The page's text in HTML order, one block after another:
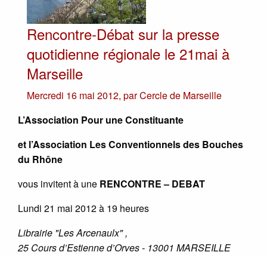
Rencontre-Débat sur la presse
quotidienne régionale le 21mai à
Marseille
Mercredi 16 mai 2012, parCercle de Marseille
L’Association Pour une Constituante
et l’Association Les Conventionnels des Bouches
du Rhône
vous invitent à une RENCONTRE – DEBAT
Lundi 21 mai 2012 à 19 heures
Librairie "Les Arcenaulx" ,
25 Cours d’Estienne d’Orves - 13001 MARSEILLE